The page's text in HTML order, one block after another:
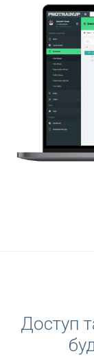
Доступ